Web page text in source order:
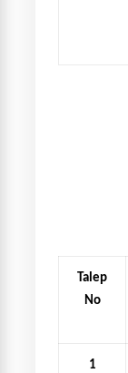
Talep
No
1